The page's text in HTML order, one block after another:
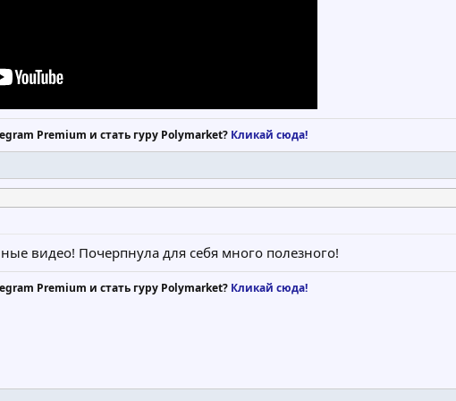
Premium и стать гуру Polymarket? Кликай сюда!
видео! Почерпнула для себя много полезного!
Premium и стать гуру Polymarket? Кликай сюда!